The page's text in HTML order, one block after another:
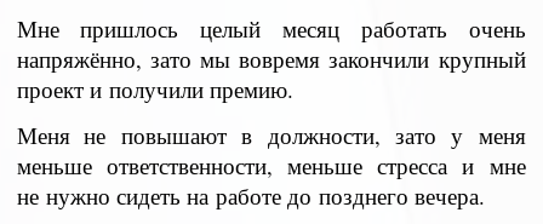
Мне пришлось целый месяц работать очень
напряжённо, зато мы вовремя закончили крупный
проект и получили премию.
Меня не повышают в должности, зато у меня
меньше ответственности, меньше стресса и мне
не нужно сидеть на работе до позднего вечера.